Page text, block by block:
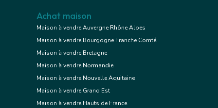
Achat maison
Maison à vendre Auvergne Rhône Alpes
Maison à vendre Bourgogne Franche Comté
Maison à vendre Bretagne
Maison à vendre Normandie
Maison à vendre Nouvelle Aquitaine
Maison à vendre Grand Est
Maison à vendre Hauts de France